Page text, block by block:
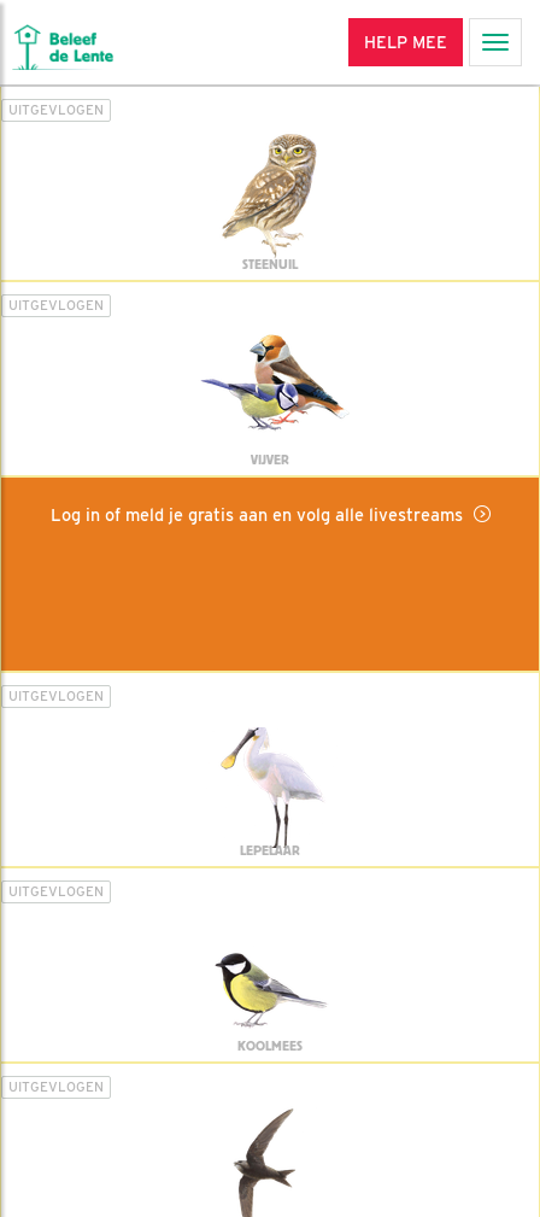
HELP MEE
UITGEVLOGEN
STEENUIL
UITGEVLOGEN
VIJVER
Log in of meld je gratis aan en volg alle livestreams
UITGEVLOGEN
LEPELAAR
UITGEVLOGEN
KOOLMEES
UITGEVLOGEN